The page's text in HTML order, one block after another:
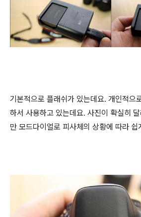
기본적으로 플래쉬가 있는데요. 개인적으
하서 사용하고 있는데요. 사진이 확실히
만 모드다이얼로 피사체의 상황에 따라 쉽